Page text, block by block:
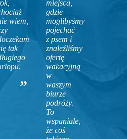
wiem,
tak
miejsca,
gdzie
moglibyśmy
pojechać
z psem i
znaleźliśmy
ofertę
wakacyjną
w
waszym
biurze
podróży.
To
wspaniale,
że coś